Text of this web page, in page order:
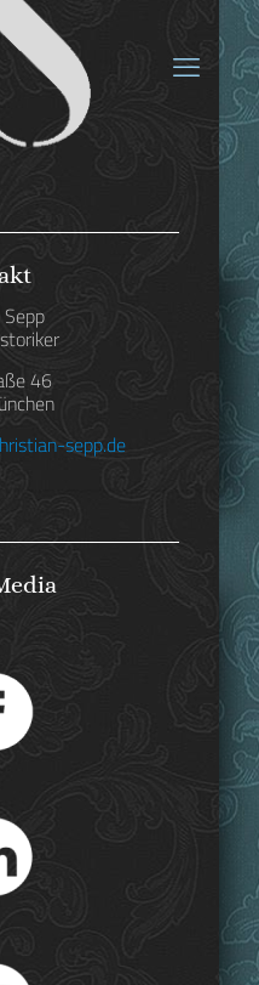
Európa
Titel „Zsófia
eine Übersetzung
Übersetzung
Brigitte Hamanns
Willen“ ins
im
nur innerhalb
46
sepp.de